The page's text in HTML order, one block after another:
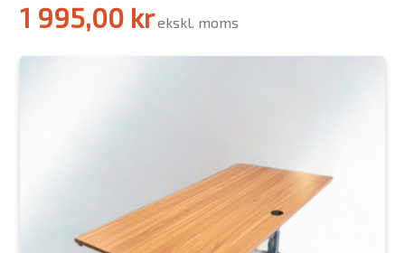
1 995,00 krekskl. moms